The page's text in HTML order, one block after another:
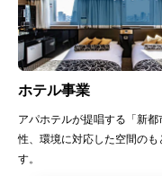
ホテル事業
アパホテルが提唱する「新
性、環境に対応した空間の
す。